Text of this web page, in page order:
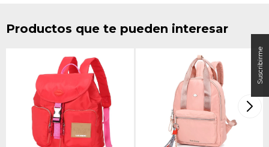
Productos que te pueden interesar